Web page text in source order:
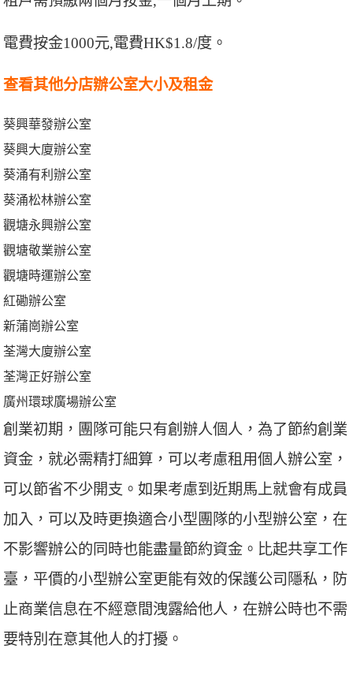
電費按金1000元,電費HK$1.8/度。
查看其他分店辦公室大小及租金
葵興華發辦公室
葵興大廈辦公室
葵涌有利辦公室
葵涌松林辦公室
觀塘永興辦公室
觀塘敬業辦公室
觀塘時運辦公室
紅磡辦公室
新蒲崗辦公室
荃灣大廈辦公室
荃灣正好辦公室
廣州環球廣場辦公室
創業初期，團隊可能只有創辦人個人，為了節約創業
資金，就必需精打細算，可以考慮租用個人辦公室，
可以節省不少開支。如果考慮到近期馬上就會有成員
加入，可以及時更換適合小型團隊的小型辦公室，在
不影響辦公的同時也能盡量節約資金。比起共享工作
臺，平價的小型辦公室更能有效的保護公司隱私，防
止商業信息在不經意間洩露給他人，在辦公時也不需
要特別在意其他人的打擾。